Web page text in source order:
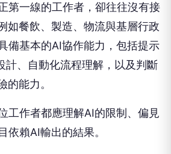
第一線的工作者，卻往往沒有接
如餐飲、製造、物流與基層行政
備基本的AI協作能力，包括提示
計、自動化流程理解，以及判斷
的能力。
工作者都應理解AI的限制、偏見
依賴AI輸出的結果。